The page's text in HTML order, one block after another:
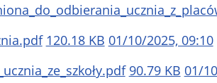
120.18 KB 01/10/2025, 09:10
90.79 KB 01/